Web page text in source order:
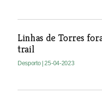
Linhas de Torres
trail
Desporto | 25-04-2023